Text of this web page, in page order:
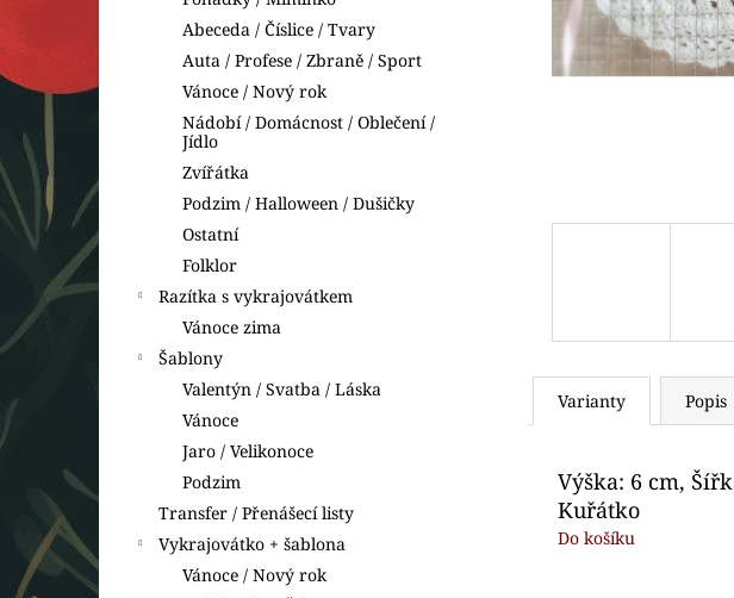
Abeceda / Číslice / Tvary
Auta / Profese / Zbraně / Sport
Vánoce / Nový rok
Nádobí / Domácnost / Oblečení /
Jídlo
Zvířátka
Podzim / Halloween / Dušičky
Ostatní
Folklor
Razítka s vykrajovátkem
Vánoce zima
Šablony
Valentýn / Svatba / Láska
Vánoce
Jaro / Velikonoce
Podzim
Transfer / Přenášecí listy
Vykrajovátko + šablona
Vánoce / Nový rok
Varianty Popis
Výška: 6 cm,
Kuřátko
Do košíku
VYKRAJOVÁTKA DINOSAUŘI
74 Kč
VYKRAJOVÁTKO
76 Kč